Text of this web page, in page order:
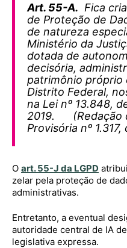
Art. 55-A. Fica
de Proteção de
de natureza
Ministério da
dotada de
decisória,
patrimônio próprio
Distrito Federal,
na Lei nº 13.848,
2019. (Redação
Provisória nº
O art. 55-J da LGPD
zelar pela proteção de
administrativas.
Entretanto, a eventual
autoridade central de IA
legislativa expressa.